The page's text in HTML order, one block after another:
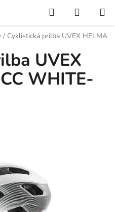
Hľadať
KOŠÍK
/ Cyklistická prilba UVEX HELMA
UVEX
WHITE-